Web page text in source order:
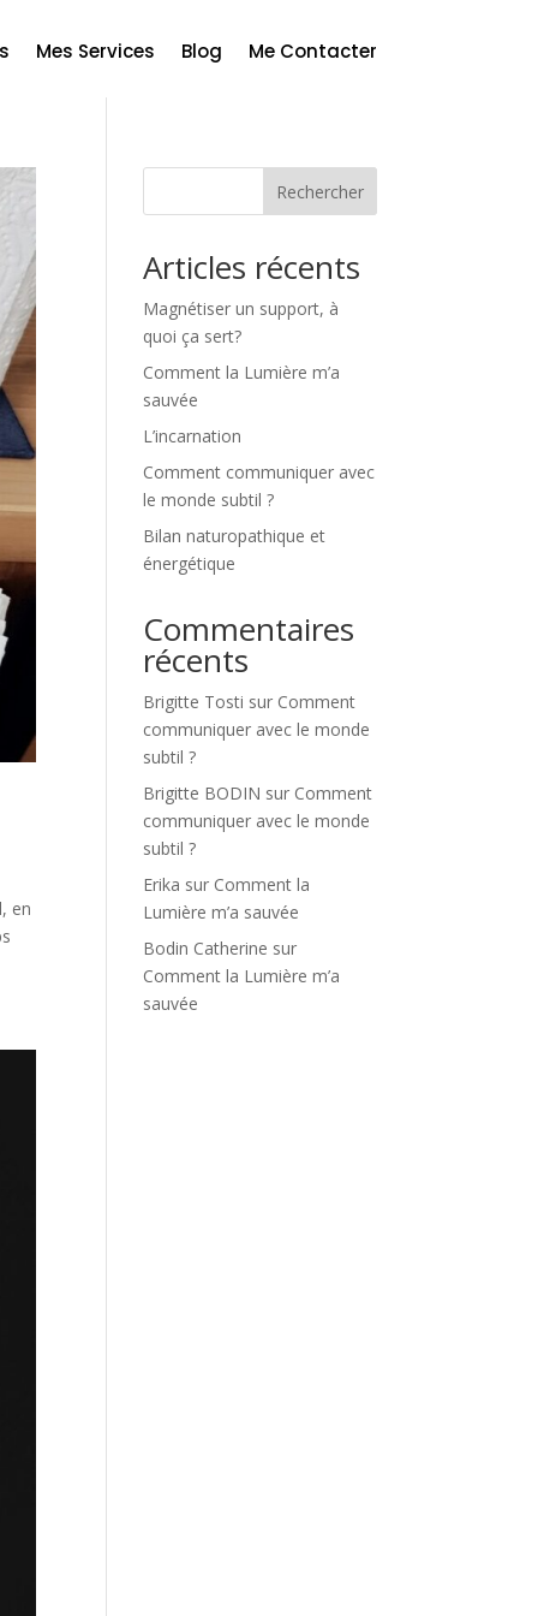
Mes Services Blog Me Contacter
en
Rechercher
Articles récents
Magnétiser un support, à
quoi ça sert?
Comment la Lumière m’a
sauvée
L’incarnation
Comment communiquer avec
le monde subtil ?
Bilan naturopathique et
énergétique
Commentaires
récents
Brigitte Tosti sur Comment
communiquer avec le monde
subtil ?
Brigitte BODIN sur Comment
communiquer avec le monde
subtil ?
Erika sur Comment la
Lumière m’a sauvée
Bodin Catherine sur
Comment la Lumière m’a
sauvée